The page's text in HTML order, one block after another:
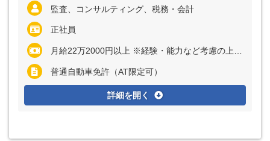
監査、コンサルティング、税務・会計
正社員
月給22万2000円以上 ※経験・能力など考慮の上、決定いたします ※残業代は全額支給
普通自動車免許（AT限定可）
詳細を開く